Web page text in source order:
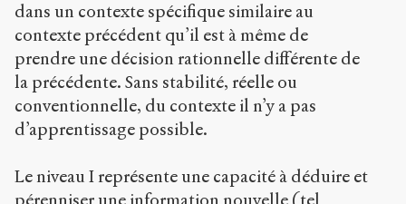
dans un contexte spécifique similaire au
contexte précédent qu’il est à même de
prendre une décision rationnelle différente de
la précédente. Sans stabilité, réelle ou
conventionnelle, du contexte il n’y a pas
d’apprentissage possible.
Le niveau I représente une capacité à déduire et